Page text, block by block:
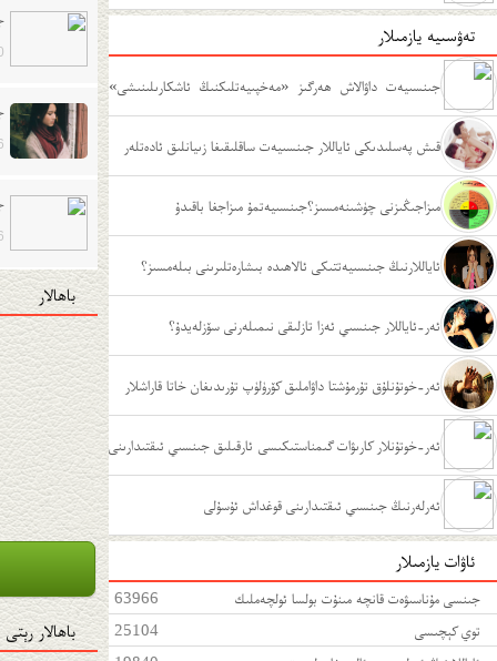
ئۇسۇللىرى
تەۋسىيە يازمىلار
جىنسىيەت داۋالاش ھەرگىز «مەخپىيەتلىكنىڭ ئاشكارىلىنىشى»
ئەمەس قىش پەسلىدىكى ئاياللار جىنسىيەت ساقلىقىغا زىيانلىق ئادەتلەر
مىزاجىڭىزنى چۈشىنەمسىز؟جىنسىيەتمۇ مىزاجغا باقىدۇ
ئاياللارنىڭ جىنسىيەتتىكى ئالاھىدە بىشارەتلىرىنى بىلەمسىز؟
ئەر-ئاياللار جىنسىي ئەزا تازلىقى نىمىلەرنى سۆزلەيدۇ؟
ئەر-خوتۇنلۇق تۇرمۇشتا داۋاملىق كۆرۈلۈپ تۇرىدىغان خاتا قاراشلار
ئەر-خوتۇنلار كارىۋات گىمناستىكىسى ئارقىلىق جىنسىي ئىقتىدارىنى
كۈچەيتىش ئەرلەرنىڭ جىنسىي ئىقتىدارىنى قوغداش ئۇسۇلى
ئاۋات يازمىلار
63966
جىنسى مۇناسىۋەت قانچە مىنۇت بولسا ئولچەملىك
25104
توي كېچىسى
باھالار
باھالار رېتى